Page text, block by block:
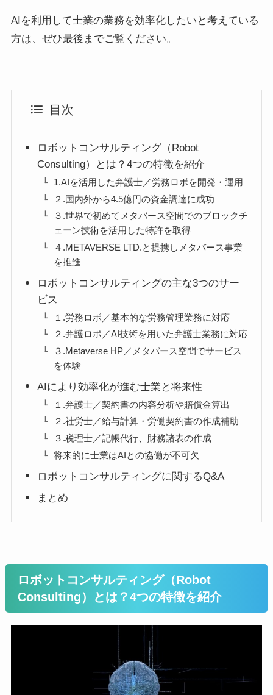
AIを利用して士業の業務を効率化したいと考えている
方は、ぜひ最後までご覧ください。
目次
ロボットコンサルティング（Robot
Consulting）とは？4つの特徴を紹介
1.AIを活用した弁護士／労務ロボを開発・運用
２.国内外から4.5億円の資金調達に成功
３.世界で初めてメタバース空間でのブロックチ
ェーン技術を活用した特許を取得
４.METAVERSE LTD.と提携しメタバース事業
を推進
ロボットコンサルティングの主な3つのサー
ビス
１.労務ロボ／基本的な労務管理業務に対応
２.弁護ロボ／AI技術を用いた弁護士業務に対応
３.Metaverse HP／メタバース空間でサービス
を体験
AIにより効率化が進む士業と将来性
１.弁護士／契約書の内容分析や賠償金算出
２.社労士／給与計算・労働契約書の作成補助
３.税理士／記帳代行、財務諸表の作成
将来的に士業はAIとの協働が不可欠
ロボットコンサルティングに関するQ&A
まとめ
ロボットコンサルティング（Robot
Consulting）とは？4つの特徴を紹介